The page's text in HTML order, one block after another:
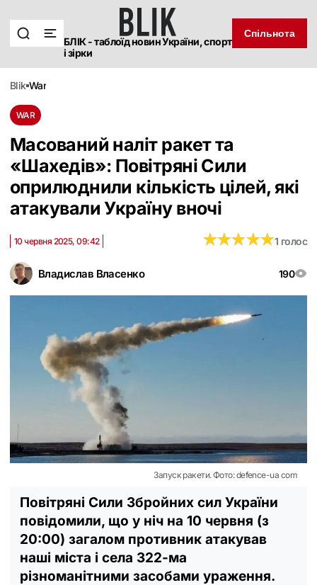
БЛІК - таблоїд новин України, спорт
і зірки
Спільнота
blik war
WAR
Масований наліт ракет та
«Шахедів»: Повітряні Сили
оприлюднили кількість цілей, які
атакували Україну вночі
Владислав Власенко 190
10 червня 2025, 09:42 ★★★★★
★★★★★1 голос
Запуск ракети. Фото: defence-ua com
Повітряні Сили Збройних сил України
повідомили, що у ніч на 10 червня (з
20:00) загалом противник атакував
наші міста і села 322-ма
різноманітними засобами ураження.